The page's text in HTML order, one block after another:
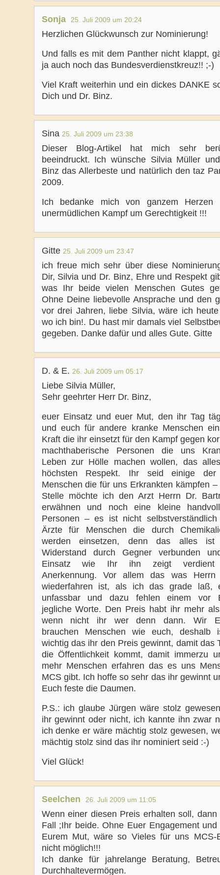
Sonja 25. Juli 2009 um 20:24
Herzlichen Glückwunsch zur Nominierung!
Und falls es mit dem Panther nicht klappt,
ja auch noch das Bundesverdienstkreuz!! ;-)
Viel Kraft weiterhin und ein dickes DANKE
Dich und Dr. Binz.
Sina 25. Juli 2009 um 23:38
Dieser Blog-Artikel hat mich sehr
beeindruckt. Ich wünsche Silvia Müller
Binz das Allerbeste und natürlich den taz
2009.
Ich bedanke mich von ganzem Herzen
unermüdlichen Kampf um Gerechtigkeit !!!
Gitte 25. Juli 2009 um 23:47
ich freue mich sehr über diese
Dir, Silvia und Dr. Binz, Ehre und Respekt
was Ihr beide vielen Menschen Gutes
Ohne Deine liebevolle Ansprache und den
vor drei Jahren, liebe Silvia, wäre ich
wo ich bin!. Du hast mir damals viel
gegeben. Danke dafür und alles Gute. Gitte
D. & E. 26. Juli 2009 um 05:17
Liebe Silvia Müller,
Sehr geehrter Herr Dr. Binz,
euer Einsatz und euer Mut, den ihr Tag
und euch für andere kranke Menschen
Kraft die ihr einsetzt für den Kampf gegen
machthaberische Personen die uns
Leben zur Hölle machen wollen, das
höchsten Respekt. Ihr seid einige der
Menschen die für uns Erkrankten kämpfen
Stelle möchte ich den Arzt Herrn Dr.
erwähnen und noch eine kleine
Personen – es ist nicht
Ärzte für Menschen die durch
werden einsetzen, denn das alles
Widerstand durch Gegner verbunden
Einsatz wie Ihr ihn zeigt verdient
Anerkennung. Vor allem das was
wiederfahren ist, als ich das grade laß,
unfassbar und dazu fehlen einem vor
jegliche Worte. Den Preis habt ihr mehr
wenn nicht ihr wer denn dann. Wir
brauchen Menschen wie euch, deshalb
wichtig das ihr den Preis gewinnt, damit das
die Öffentlichkeit kommt, damit immerzu
mehr Menschen erfahren das es uns
MCS gibt. Ich hoffe so sehr das ihr gewinnt
Euch feste die Daumen.
P.S.: ich glaube Jürgen wäre stolz
ihr gewinnt oder nicht, ich kannte ihn zwar
ich denke er wäre mächtig stolz gewesen,
mächtig stolz sind das ihr nominiert seid :-)
Viel Glück!
Seelchen 26. Juli 2009 um 11:05
Wenn einer diesen Preis erhalten soll, dann
Fall ;Ihr beide. Ohne Euer Engagement
Eurem Mut, wäre so Vieles für uns MCS-
nicht möglich!!!
Ich danke für jahrelange Beratung,
Durchhaltevermögen.